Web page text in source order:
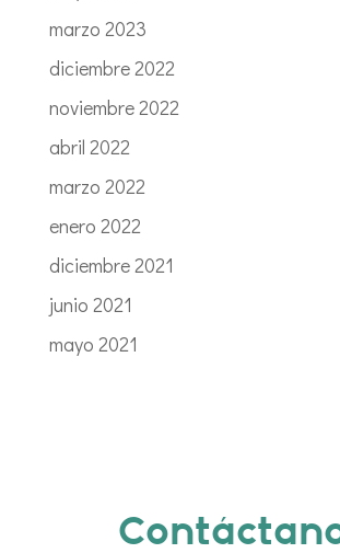
marzo 2023
diciembre 2022
noviembre 2022
abril 2022
marzo 2022
enero 2022
diciembre 2021
junio 2021
mayo 2021